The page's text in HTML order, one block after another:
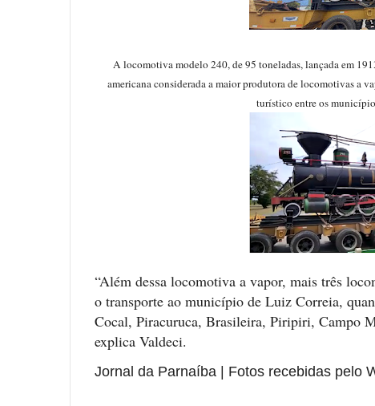
A locomotiva modelo 240, de 95 toneladas, lançada em
americana considerada a maior produtora de locomotivas a
turístico entre os
“Além dessa locomotiva a vapor, mais três
o transporte ao município de Luiz Correia,
Cocal, Piracuruca, Brasileira, Piripiri, Campo
explica Valdeci.
Jornal da Parnaíba | Fotos recebidas pelo